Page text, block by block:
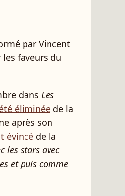
par Vincent
faveurs du
dans Les
éliminée de la
après son
évincé de la
les stars avec
et puis comme